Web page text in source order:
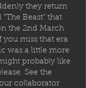
they return
Beast" that
the 2nd March
miss that era
was a little more
probably like
See the
collaborator